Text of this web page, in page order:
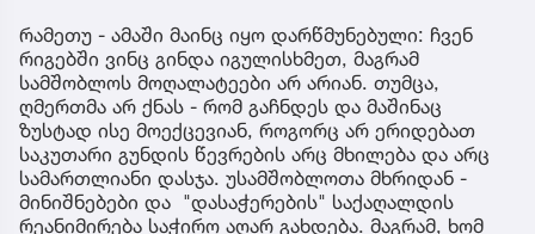
რამეთუ - ამაში მაინც იყო დარწმუნებული: ჩვენ
რიგებში ვინც გინდა იგულისხმეთ, მაგრამ
სამშობლოს მოღალატეები არ არიან. თუმცა,
ღმერთმა არ ქნას - რომ გაჩნდეს და მაშინაც
ზუსტად ისე მოექცევიან, როგორც არ ერიდებათ
საკუთარი გუნდის წევრების არც მხილება და არც
სამართლიანი დასჯა. უსამშობლოთა მხრიდან -
მინიშნებები და "დასაჭერების" საქაღალდის
რეანიმირება საჭირო აღარ გახდება. მაგრამ, ხომ